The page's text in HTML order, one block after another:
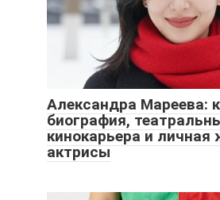
Александра Мареева:
биография,
кинокарьера и личная
актрисы